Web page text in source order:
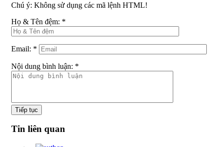
Chú ý: Không sử dụng các mã lệnh HTML!
Họ & Tên đệm: *
Email: *
Nội dung bình luận: *
Tiếp tục
Tin liên quan